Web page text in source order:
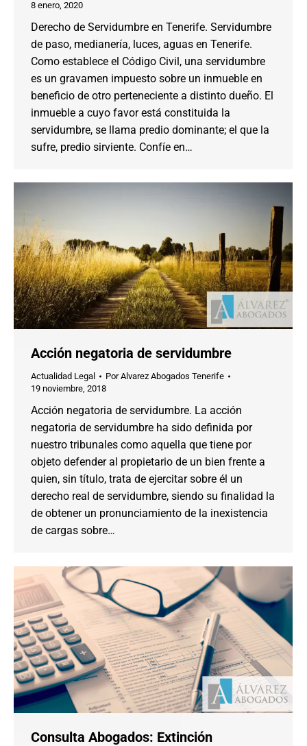
8 enero, 2020
Derecho de Servidumbre en Tenerife. Servidumbre
de paso, medianería, luces, aguas en Tenerife.
Como establece el Código Civil, una servidumbre
es un gravamen impuesto sobre un inmueble en
beneficio de otro perteneciente a distinto dueño. El
inmueble a cuyo favor está constituida la
servidumbre, se llama predio dominante; el que la
sufre, predio sirviente. Confíe en…
Acción negatoria de servidumbre
Actualidad Legal PorAlvarez Abogados Tenerife
19 noviembre, 2018
Acción negatoria de servidumbre. La acción
negatoria de servidumbre ha sido definida por
nuestro tribunales como aquella que tiene por
objeto defender al propietario de un bien frente a
quien, sin título, trata de ejercitar sobre él un
derecho real de servidumbre, siendo su finalidad la
de obtener un pronunciamiento de la inexistencia
de cargas sobre…
Consulta Abogados: Extinción